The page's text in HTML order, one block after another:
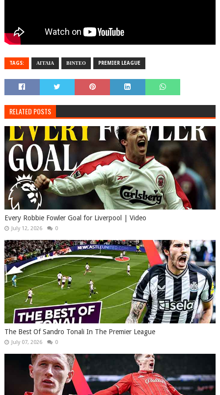
TAGS: ΑΓΓΛΙΑ ΒΙΝΤΕΟ PREMIER LEAGUE
RELATED POSTS
Every Robbie Fowler Goal for Liverpool | Video
July 12, 2026 0
The Best Of Sandro Tonali In The Premier League
July 07, 2026 0